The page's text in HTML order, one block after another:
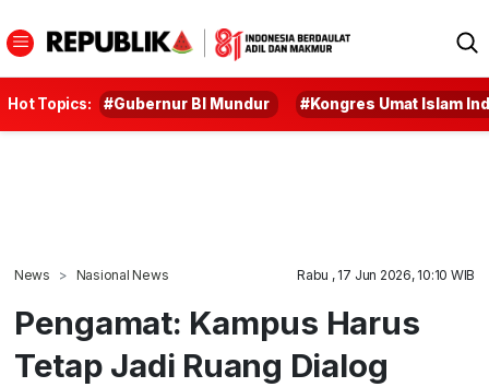
Hot Topics: #Gubernur BI Mundur #Kongres Umat Islam
News Nasional News Rabu , 17 Jun 2026, 10:10 WIB
Pengamat: Kampus Harus
Tetap Jadi Ruang Dialog